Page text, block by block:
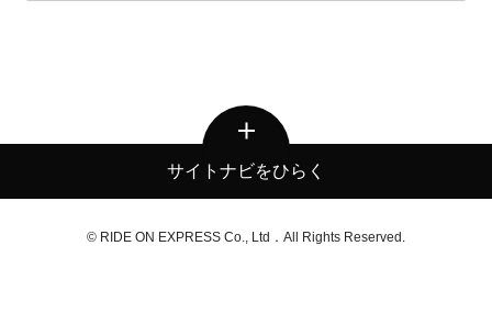
サイトナビをひらく
© RIDE ON EXPRESS Co., Ltd．All Rights Reserved.